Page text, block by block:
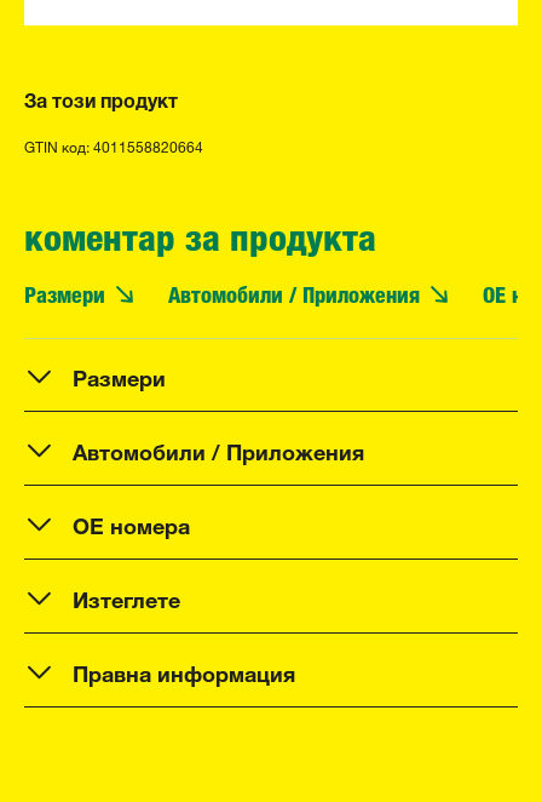
За този продукт
GTIN код: 4011558820664
коментар за продукта
Размери Автомобили / Приложения OE
Размери
Автомобили / Приложения
OE номера
Изтеглете
Правна информация